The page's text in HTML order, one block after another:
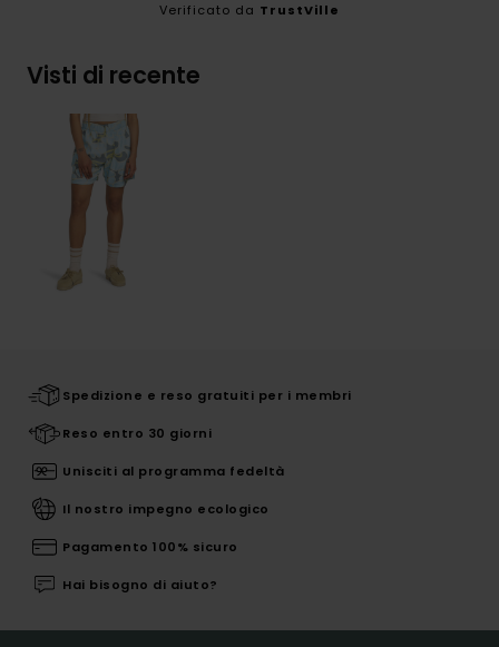
Verificato da TrustVille
Visti di recente
Spedizione e reso gratuiti per i membri
Reso entro 30 giorni
Unisciti al programma fedeltà
Il nostro impegno ecologico
Pagamento 100% sicuro
Hai bisogno di aiuto?